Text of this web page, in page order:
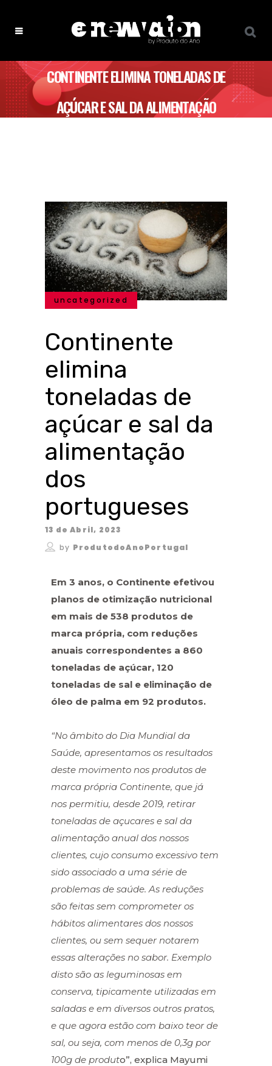
CONTINENTE ELIMINA TONELADAS DE
AÇÚCAR E SAL DA ALIMENTAÇÃO
uncategorized
Continente
elimina
toneladas de
açúcar e sal da
alimentação
dos
portugueses
13 de Abril, 2023
by ProdutodoAnoPortugal
Em 3 anos, o Continente efetivou
planos de otimização nutricional
em mais de 538 produtos de
marca própria, com reduções
anuais correspondentes a 860
toneladas de açúcar, 120
toneladas de sal e eliminação de
óleo de palma em 92 produtos.
“No âmbito do Dia Mundial da
Saúde, apresentamos os resultados
deste movimento nos produtos de
marca própria Continente, que já
nos permitiu, desde 2019, retirar
toneladas de açucares e sal da
alimentação anual dos nossos
clientes, cujo consumo excessivo tem
sido associado a uma série de
problemas de saúde. As reduções
são feitas sem comprometer os
hábitos alimentares dos nossos
clientes, ou sem sequer notarem
essas alterações no sabor. Exemplo
disto são as leguminosas em
conserva, tipicamente utilizadas em
saladas e em diversos outros pratos,
e que agora estão com baixo teor de
sal, ou seja, com menos de 0,3g por
100g de produto”, explica Mayumi